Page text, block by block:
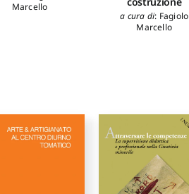
Marcello
a cura di: Fagiolo
Marcello